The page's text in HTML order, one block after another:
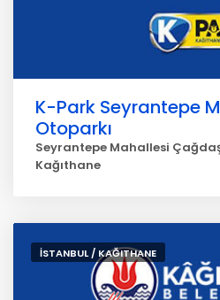
K-Park Seyrantepe
Otoparkı
Seyrantepe Mahallesi
Kağıthane
İSTANBUL / KAĞITHANE